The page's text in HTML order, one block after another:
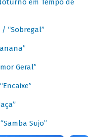
em Tempo de
“Sobregal”
Geral”
Sujo”